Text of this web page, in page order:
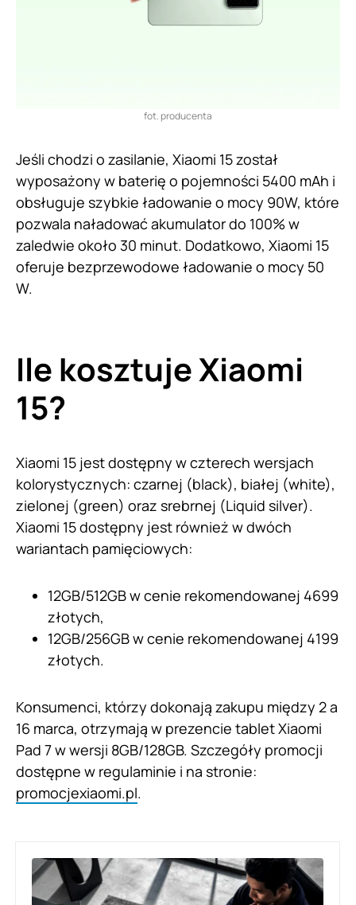
fot. producenta
Jeśli chodzi o zasilanie, Xiaomi 15 został
wyposażony w baterię o pojemności 5400 mAh i
obsługuje szybkie ładowanie o mocy 90W, które
pozwala naładować akumulator do 100% w
zaledwie około 30 minut. Dodatkowo, Xiaomi 15
oferuje bezprzewodowe ładowanie o mocy 50
W.
Ile kosztuje Xiaomi
15?
Xiaomi 15 jest dostępny w czterech wersjach
kolorystycznych: czarnej (black), białej (white),
zielonej (green) oraz srebrnej (Liquid silver).
Xiaomi 15 dostępny jest również w dwóch
wariantach pamięciowych:
12GB/512GB w cenie rekomendowanej 4699
złotych,
12GB/256GB w cenie rekomendowanej 4199
złotych.
Konsumenci, którzy dokonają zakupu między 2 a
16 marca, otrzymają w prezencie tablet Xiaomi
Pad 7 w wersji 8GB/128GB. Szczegóły promocji
dostępne w regulaminie i na stronie:
promocjexiaomi.pl.